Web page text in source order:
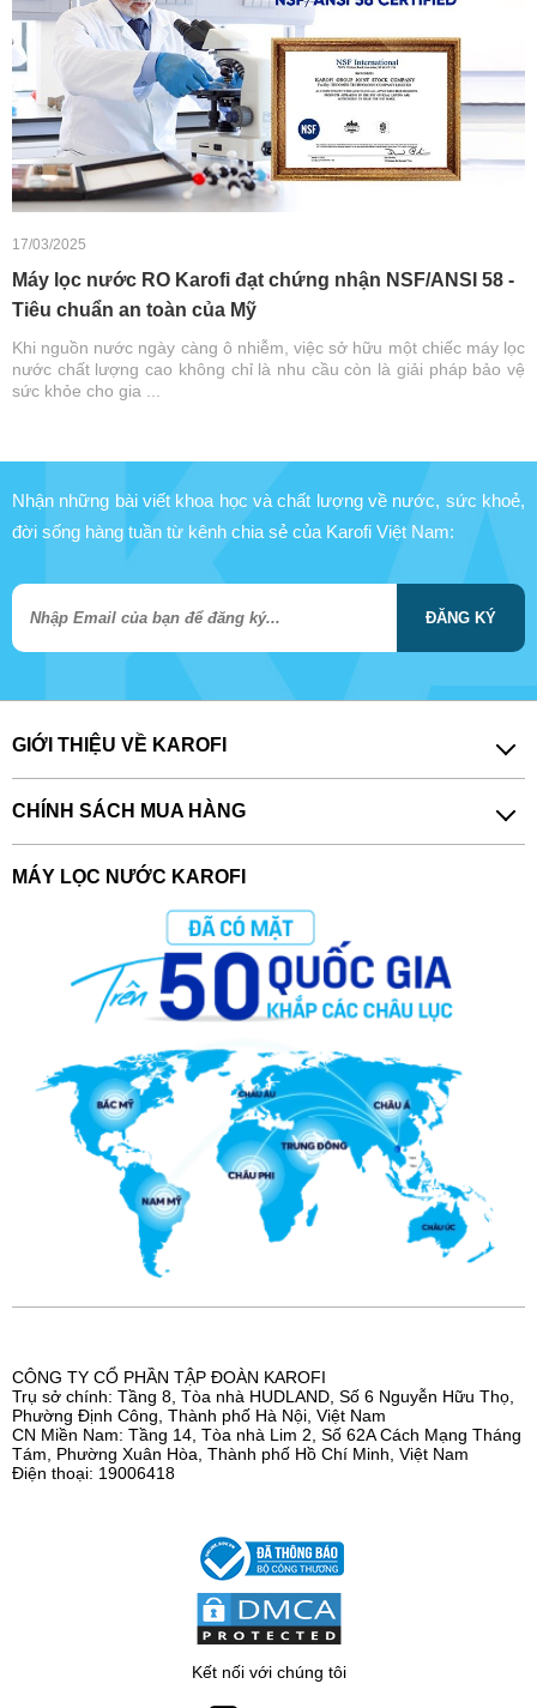
17/03/2025
Máy lọc nước RO Karofi đạt chứng nhận NSF/ANSI 58 -
Tiêu chuẩn an toàn của Mỹ
Khi nguồn nước ngày càng ô nhiễm, việc sở hữu một chiếc máy lọc
nước chất lượng cao không chỉ là nhu cầu còn là giải pháp bảo vệ
sức khỏe cho gia ...
Nhận những bài viết khoa học và chất lượng về nước, sức khoẻ,
đời sống hàng tuần từ kênh chia sẻ của Karofi Việt Nam:
ĐĂNG KÝ
GIỚI THIỆU VỀ KAROFI
CHÍNH SÁCH MUA HÀNG
MÁY LỌC NƯỚC KAROFI
CÔNG TY CỔ PHẦN TẬP ĐOÀN KAROFI
Trụ sở chính: Tầng 8, Tòa nhà HUDLAND, Số 6 Nguyễn Hữu Thọ,
Phường Định Công, Thành phố Hà Nội, Việt Nam
CN Miền Nam: Tầng 14, Tòa nhà Lim 2, Số 62A Cách Mạng Tháng
Tám, Phường Xuân Hòa, Thành phố Hồ Chí Minh, Việt Nam
Điện thoại: 19006418
Kết nối với chúng tôi